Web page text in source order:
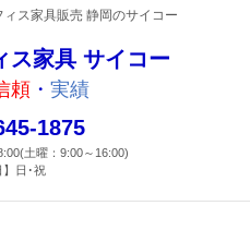
ス家具販売 静岡のサイコー
ス家具 サイコー
頼 ・ 実績
1875
土曜：9:00～16:00)
】日･祝